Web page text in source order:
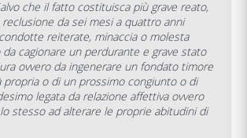
che il fatto costituisca più grave reato,
da sei mesi a quattro anni
reiterate, minaccia o molesta
cagionare un perdurante e grave stato
ovvero da ingenerare un fondato timore
propria o di un prossimo congiunto o di
legata da relazione affettiva ovvero
stesso ad alterare le proprie abitudini di